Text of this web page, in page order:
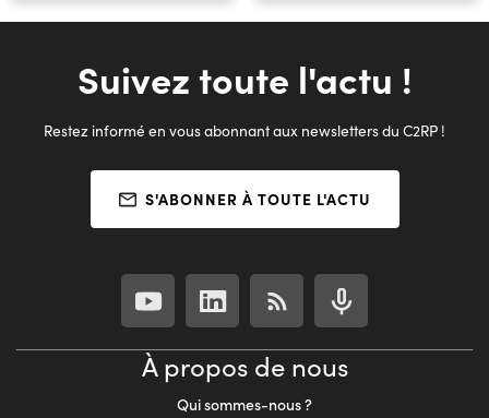
Suivez toute l'actu !
Restez informé en vous abonnant aux newsletters du C2RP !
S'ABONNER À TOUTE L'ACTU
À propos de nous
Qui sommes-nous ?